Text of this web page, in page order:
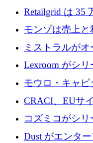
100万ユーロを
Retailgrid は 35
ラウンドで小売
ゲットにしてい
モンゾは売上
ミストラルが
Lexroom がシ
てヨーロッパ
モウロ・キャ
ローズで4億ド
CRACI、EUサ
アンスプラット
コズミコがシ
ロを調達
Dust がエンタ